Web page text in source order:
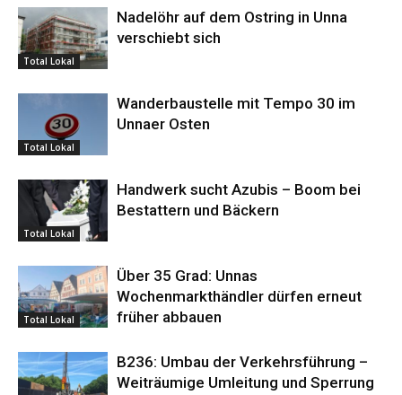
Total Lokal
Nadelöhr auf dem Ostring in Unna
verschiebt sich
Total Lokal
Wanderbaustelle mit Tempo 30 im
Unnaer Osten
Total Lokal
Handwerk sucht Azubis – Boom bei
Bestattern und Bäckern
Total Lokal
Über 35 Grad: Unnas
Wochenmarkthändler dürfen erneut
früher abbauen
B236: Umbau der Verkehrsführung –
Weiträumige Umleitung und Sperrung